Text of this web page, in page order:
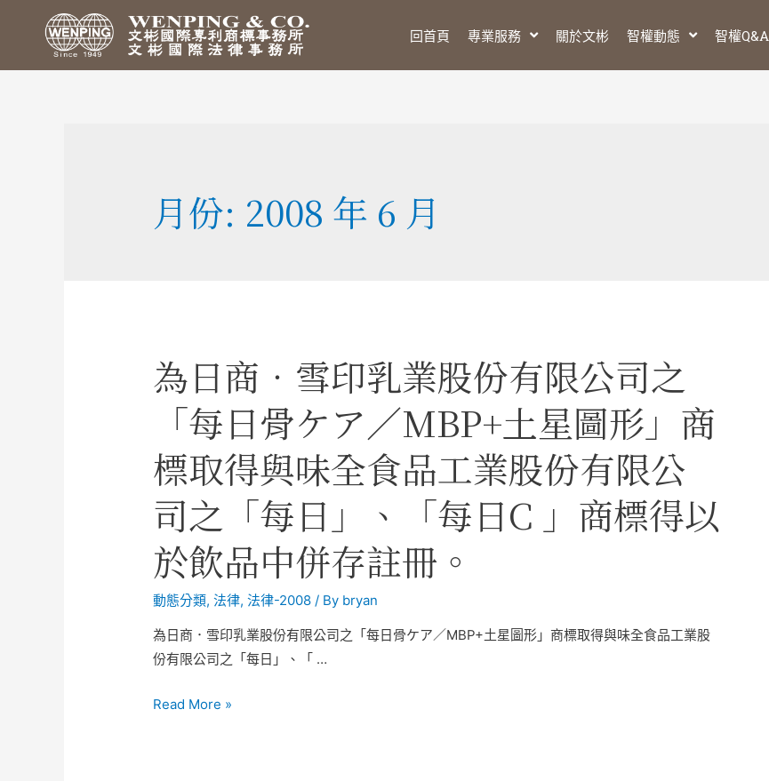
回首頁 專業服務 關於文彬 智權動態 智權Q&A
月份: 2008 年 6 月
為日商．雪印乳業股份有限公司之
「每日骨ケア／MBP+土星圖形」商
標取得與味全食品工業股份有限公
司之「每日」、「每日C 」商標得以
於飲品中併存註冊。
動態分類,法律,法律-2008 / By bryan
為日商．雪印乳業股份有限公司之「每日骨ケア／MBP+土星圖形」商標取得與味全食品工業股
份有限公司之「每日」、「 …
Read More »